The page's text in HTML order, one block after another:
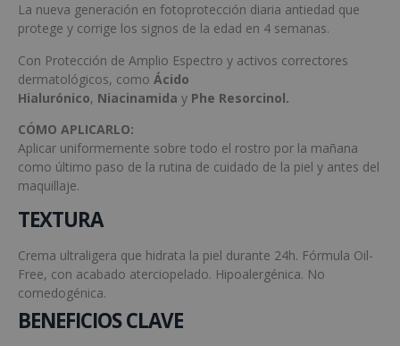
La nueva generación en fotoprotección diaria antiedad que
protege y corrige los signos de la edad en 4 semanas.
Con Protección de Amplio Espectro y activos correctores
dermatológicos, como Ácido
Hialurónico, Niacinamida y Phe Resorcinol.
CÓMO APLICARLO:
Aplicar uniformemente sobre todo el rostro por la mañana
como último paso de la rutina de cuidado de la piel y antes del
maquillaje.
TEXTURA
Crema ultraligera que hidrata la piel durante 24h. Fórmula Oil-
Free, con acabado aterciopelado. Hipoalergénica. No
comedogénica.
BENEFICIOS CLAVE